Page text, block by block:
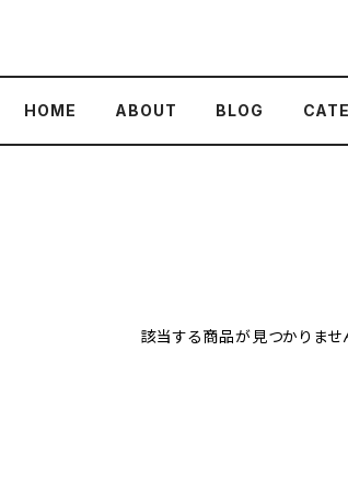
HOME ABOUT BLOG
該当する商品が見つかりませ